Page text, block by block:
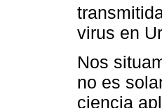
virus en
Nos
no es
ciencia